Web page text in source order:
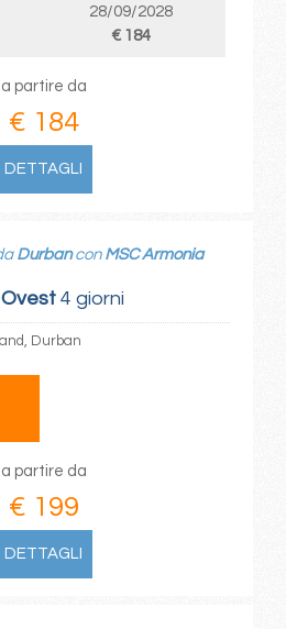
28/09/2028
€ 184
a partire da
€ 184
DETTAGLI
4 giorni
Durbancon MSC Armonia
Durban
a partire da
€ 199
DETTAGLI